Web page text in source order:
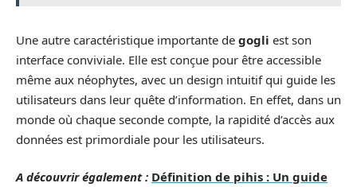
Une autre caractéristique importante de gogli est son
interface conviviale. Elle est conçue pour être accessible
même aux néophytes, avec un design intuitif qui guide les
utilisateurs dans leur quête d’information. En effet, dans un
monde où chaque seconde compte, la rapidité d’accès aux
données est primordiale pour les utilisateurs.
A découvrir également : Définition de pihis : Un guide